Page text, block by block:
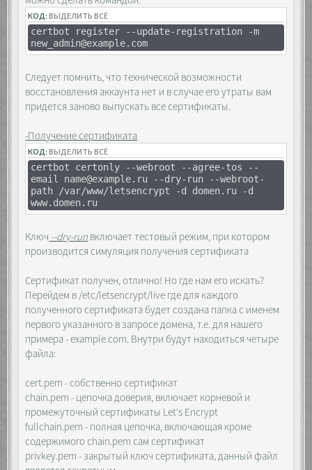
КОД:ВЫДЕЛИТЬ ВСЁ
certbot register --update-registration -m
new_admin@example.com
Следует помнить, что технической возможности
восстановления аккаунта нет и в случае его утраты вам
придется заново выпускать все сертификаты.
-Получение сертификата
КОД:ВЫДЕЛИТЬ ВСЁ
certbot certonly --webroot --agree-tos --
email name@example.ru --dry-run --webroot-
path /var/www/letsencrypt -d domen.ru -d
www.domen.ru
Ключ --dry-run включает тестовый режим, при котором
производится симуляция получения сертификата
Сертификат получен, отлично! Но где нам его искать?
Перейдем в /etc/letsencrypt/live где для каждого
полученного сертификата будет создана папка с именем
первого указанного в запросе домена, т.е. для нашего
примера - example.com. Внутри будут находиться четыре
файла:
cert.pem - собственно сертификат
chain.pem - цепочка доверия, включает корневой и
промежуточный сертификаты Let's Encrypt
fullchain.pem - полная цепочка, включающая кроме
содержимого chain.pem сам сертификат
privkey.pem - закрытый ключ сертификата, данный файл